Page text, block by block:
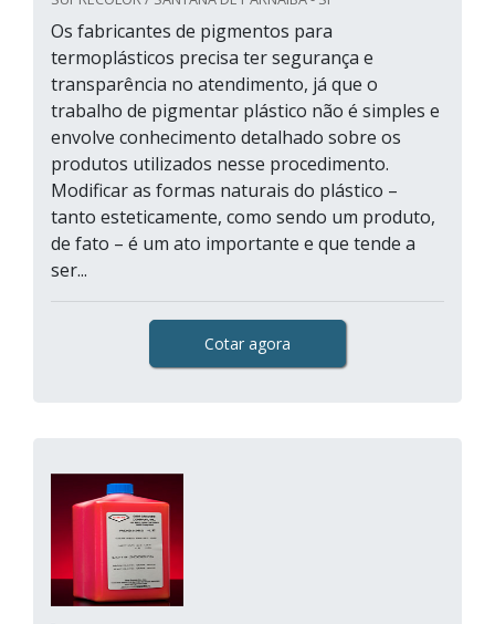
Os fabricantes de pigmentos para
termoplásticos precisa ter segurança e
transparência no atendimento, já que o
trabalho de pigmentar plástico não é simples e
envolve conhecimento detalhado sobre os
produtos utilizados nesse procedimento.
Modificar as formas naturais do plástico –
tanto esteticamente, como sendo um produto,
de fato – é um ato importante e que tende a
ser...
Cotar agora